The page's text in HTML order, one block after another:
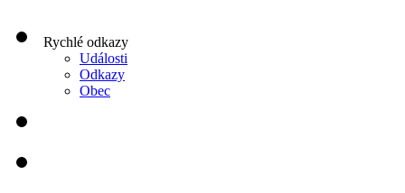
Rychlé odkazy
Události
Odkazy
Obec